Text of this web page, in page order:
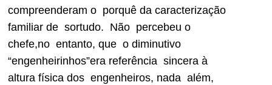
compreenderam o porquê da caracterização
familiar de sortudo. Não percebeu o
chefe,no entanto, que o diminutivo
“engenheirinhos”era referência sincera à
altura física dos engenheiros, nada além,